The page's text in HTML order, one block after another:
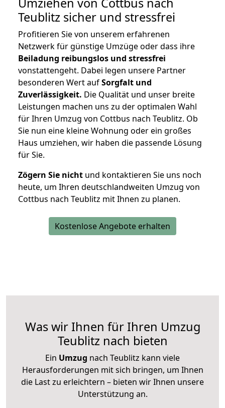
Teublitz sicher und stressfrei
Profitieren Sie von unserem erfahrenen
Netzwerk für günstige Umzüge oder dass ihre
Beiladung reibungslos und stressfrei
vonstattengeht. Dabei legen unsere Partner
besonderen Wert aufSorgfalt und
Zuverlässigkeit. Die Qualität und unser breite
Leistungen machen uns zu der optimalen Wahl
für Ihren Umzug von Cottbus nach Teublitz. Ob
Sie nun eine kleine Wohnung oder ein großes
Haus umziehen, wir haben die passende Lösung
für Sie.
Zögern Sie nicht und kontaktieren Sie uns noch
heute, um Ihren deutschlandweiten Umzug von
Cottbus nach Teublitz mit Ihnen zu planen.
Kostenlose Angebote erhalten
Was wir Ihnen für Ihren Umzug
Teublitz nach bieten
Ein Umzug nach Teublitz kann viele
Herausforderungen mit sich bringen, um Ihnen
die Last zu erleichtern – bieten wir Ihnen unsere
Unterstützung an.